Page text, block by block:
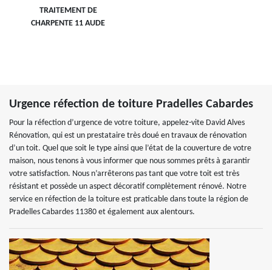
TRAITEMENT DE
CHARPENTE 11 AUDE
Urgence réfection de toiture Pradelles Cabardes
Pour la réfection d’urgence de votre toiture, appelez-vite David Alves
Rénovation, qui est un prestataire très doué en travaux de rénovation
d’un toit. Quel que soit le type ainsi que l’état de la couverture de votre
maison, nous tenons à vous informer que nous sommes prêts à garantir
votre satisfaction. Nous n’arrêterons pas tant que votre toit est très
résistant et possède un aspect décoratif complètement rénové. Notre
service en réfection de la toiture est praticable dans toute la région de
Pradelles Cabardes 11380 et également aux alentours.